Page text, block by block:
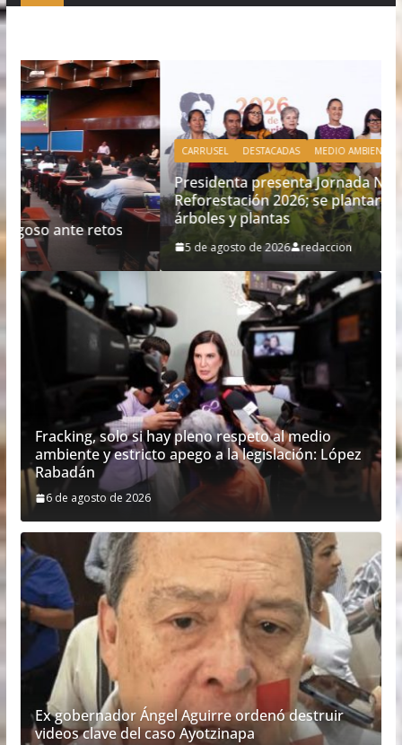
CARRUSEL DESTACADAS MEDIO AMBIENTE
Presidenta presenta Jornada Nacional de
Reforestación 2026; se plantarán 6.6 millones de
árboles y plantas
5 de agosto de 2026 redaccion
Fracking, solo si hay pleno respeto al medio
ambiente y estricto apego a la legislación: López
Rabadán
6 de agosto de 2026
Ex gobernador Ángel Aguirre ordenó destruir
videos clave del caso Ayotzinapa